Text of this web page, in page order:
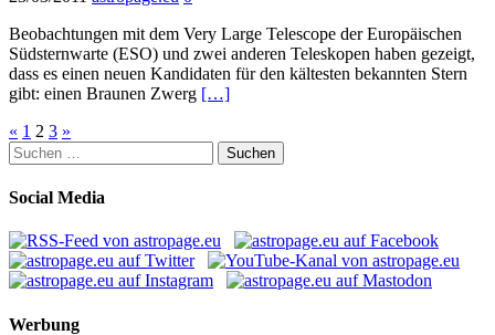
Beobachtungen mit dem Very Large Telescope der Europäischen
Südsternwarte (ESO) und zwei anderen Teleskopen haben gezeigt,
dass es einen neuen Kandidaten für den kältesten bekannten Stern
gibt: einen Braunen Zwerg […]
Seitennummerierung
der
Beiträge
« 1 2 3 »
Suchen
nach:
Social Media
Werbung